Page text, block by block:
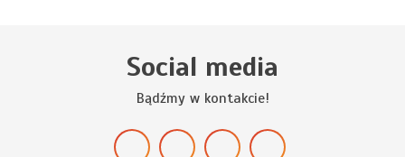
Social media
Bądźmy w kontakcie!